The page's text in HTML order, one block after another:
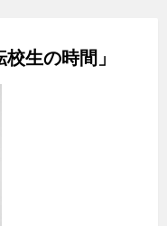
生の時間」